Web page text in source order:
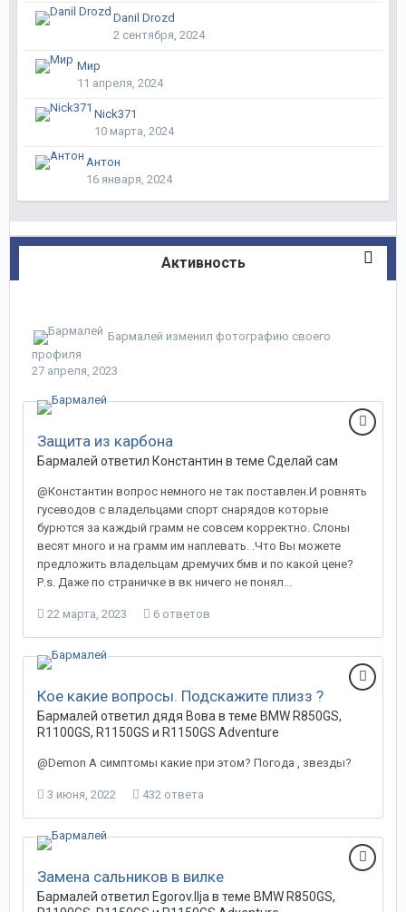
Danil Drozd
2 сентября, 2024
Мир
11 апреля, 2024
Nick371
10 марта, 2024
Антон
16 января, 2024
Активность
Бармалей изменил фотографию своего
профиля
27 апреля, 2023
Защита из карбона
Бармалей ответил Константин в теме Сделай сам
@Константин вопрос немного не так поставлен.И ровнять
гусеводов с владельцами спорт снарядов которые
бурются за каждый грамм не совсем корректно. Слоны
весят много и на грамм им наплевать. .Что Вы можете
предложить владельцам дремучих бмв и по какой цене?
Р.s. Даже по страничке в вк ничего не понял...
22 марта, 2023 6 ответов
Кое какие вопросы. Подскажите плизз ?
Бармалей ответил дядя Вова в теме BMW R850GS,
R1100GS, R1150GS и R1150GS Adventure
@Demon А симптомы какие при этом? Погода , звезды?
3 июня, 2022 432 ответа
Замена сальников в вилке
Бармалей ответил Egorov.Ilja в теме BMW R850GS,